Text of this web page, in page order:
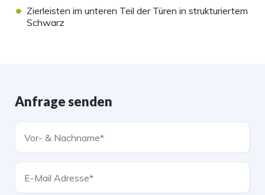
• Zierleisten im unteren Teil der Türen in strukturiertem
Schwarz
Anfrage senden